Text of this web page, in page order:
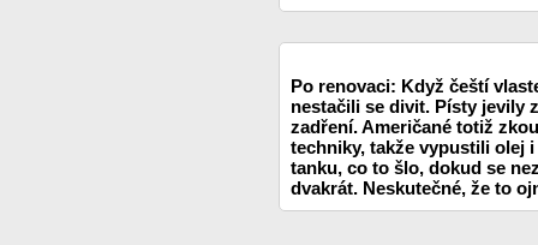
Po renovaci: Když čeští
nestačili se divit. Písty jevily
zadření. Američané totiž
techniky, takže vypustili olej
tanku, co to šlo, dokud se
dvakrát. Neskutečné, že to